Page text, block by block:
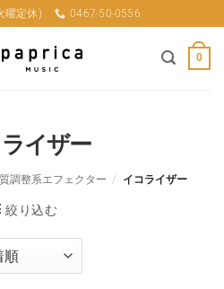
曜定休) 0467-50-0556
0
イザー
調整系エフェクター / イコライザー
絞り込む